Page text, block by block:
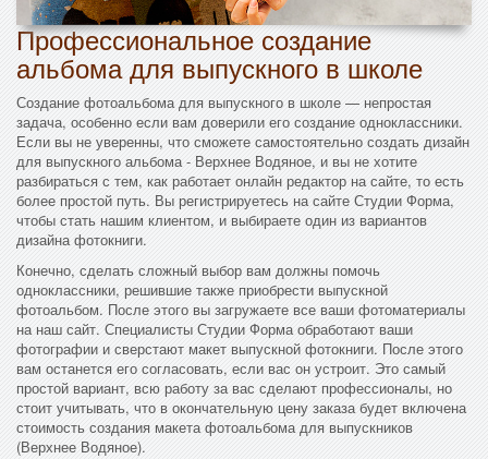
Профессиональное создание
альбома для выпускного в школе
Создание фотоальбома для выпускного в школе — непростая
задача, особенно если вам доверили его создание одноклассники.
Если вы не уверенны, что сможете самостоятельно создать дизайн
для выпускного альбома - Верхнее Водяное, и вы не хотите
разбираться с тем, как работает онлайн редактор на сайте, то есть
более простой путь. Вы регистрируетесь на сайте Студии Форма,
чтобы стать нашим клиентом, и выбираете один из вариантов
дизайна фотокниги.
Конечно, сделать сложный выбор вам должны помочь
одноклассники, решившие также приобрести выпускной
фотоальбом. После этого вы загружаете все ваши фотоматериалы
на наш сайт. Специалисты Студии Форма обработают ваши
фотографии и сверстают макет выпускной фотокниги. После этого
вам останется его согласовать, если вас он устроит. Это самый
простой вариант, всю работу за вас сделают профессионалы, но
стоит учитывать, что в окончательную цену заказа будет включена
стоимость создания макета фотоальбома для выпускников
(Верхнее Водяное).